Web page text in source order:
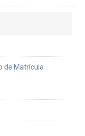
de Matrícula